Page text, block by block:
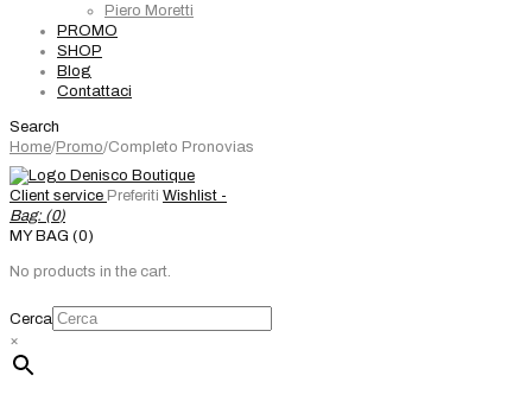
Piero Moretti
PROMO
SHOP
Blog
Contattaci
Search
Home/Promo/Completo Pronovias
Client service Preferiti Wishlist -
Bag: (0)
MY BAG (0)
No products in the cart.
Cerca
×